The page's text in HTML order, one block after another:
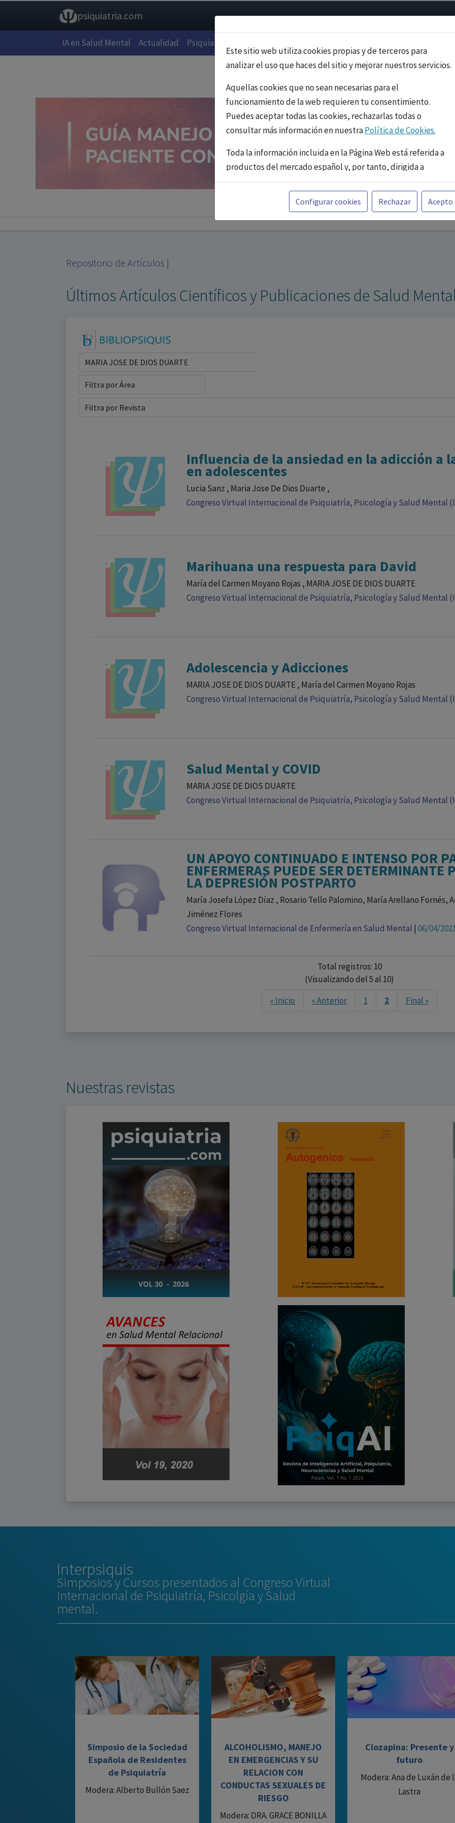
psiquiatria.com
IA en Salud Mental Actualidad Psiquiatría
Este sitio web utiliza cookies propias y de terceros para
analizar el uso que haces del sitio y mejorar nuestros servicios.
Aquellas cookies que no sean necesarias para el
funcionamiento de la web requieren tu consentimiento.
Puedes aceptar todas las cookies, rechazarlas todas o
consultar más información en nuestraPolítica de Cookies.
Toda la información incluida en la Página Web está referida a
productos del mercado español y, por tanto, dirigida a
profesionales sanitarios legalmente facultados para
prescribir o dispensar medicamentos con ejercicio
profesional. La información técnica de los fármacos se facilita
a título meramente informativo, siendo responsabilidad de
Configurar cookies Rechazar Acepto
Repositorio de Artículos |
Últimos Artículos Científicos y Publicaciones de Salud
Influencia de la ansiedad en la adicción a
en adolescentes
Lucia Sanz , Maria Jose De Dios Duarte ,
Congreso Virtual Internacional de Psiquiatría, Psicología y Salud Mental
Marihuana una respuesta para David
María del Carmen Moyano Rojas , MARIA JOSE DE DIOS DUARTE
Congreso Virtual Internacional de Psiquiatría, Psicología y Salud Mental
Adolescencia y Adicciones
MARIA JOSE DE DIOS DUARTE , María del Carmen Moyano Rojas
Congreso Virtual Internacional de Psiquiatría, Psicología y Salud Mental
Salud Mental y COVID
MARIA JOSE DE DIOS DUARTE
Congreso Virtual Internacional de Psiquiatría, Psicología y Salud Mental
UN APOYO CONTINUADO E INTENSO POR
ENFERMERAS PUEDE SER DETERMINANTE
LA DEPRESIÓN POSTPARTO
María Josefa López Díaz , Rosario Tello Palomino, María Arellano Fornés,
Jiménez Flores
Congreso Virtual Internacional de Enfermería en Salud Mental | 06/04/
Total registros: 10
(Visualizando del 5 al 10)
« Inicio
« Anterior 1 2 Final »Next
Nuestras revistas
Interpsiquis
Simposios y Cursos presentados al Congreso Virtual
Internacional de Psiquiatría, Psicolgía y Salud
mental.
Simposio de la Sociedad
Española de Residentes
de Psiquiatría
Modera: Alberto Bullón Saez
ALCOHOLISMO, MANEJO
EN EMERGENCIAS Y SU
RELACION CON
CONDUCTAS SEXUALES DE
RIESGO
Modera: DRA. GRACE BONILLA
Clozapina: Presente y
futuro
Modera: Ana de Luxán de
Lastra